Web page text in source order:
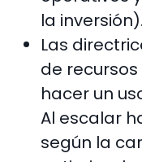
la inversión).
Las
de
hacer un
Al escalar
según la